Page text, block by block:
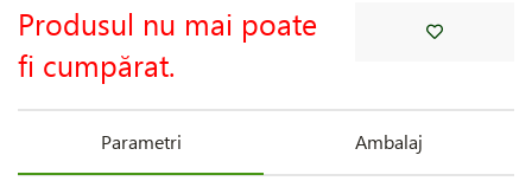
Produsul nu mai poate
fi cumpărat.
Parametri Ambalaj